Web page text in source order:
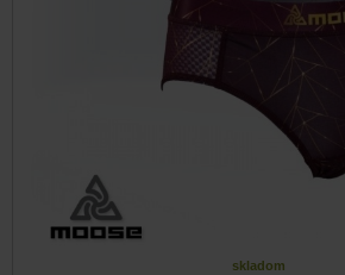
skladom